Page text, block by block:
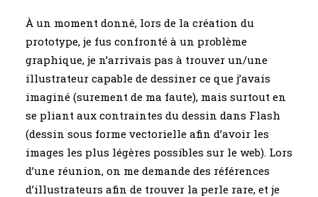
À un moment donné, lors de la création du
prototype, je fus confronté à un problème
graphique, je n’arrivais pas à trouver un/une
illustrateur capable de dessiner ce que j’avais
imaginé (surement de ma faute), mais surtout en
se pliant aux contraintes du dessin dans Flash
(dessin sous forme vectorielle afin d’avoir les
images les plus légères possibles sur le web). Lors
d’une réunion, on me demande des références
d’illustrateurs afin de trouver la perle rare, et je